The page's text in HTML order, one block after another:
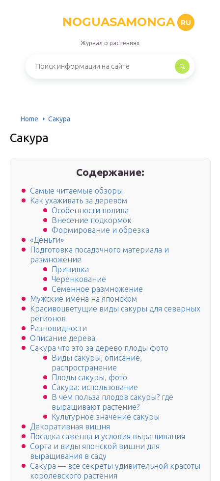
NOGUASAMONGA RU
Журнал о растениях
Home Сакура
Сакура
Содержание:
Самые читаемые обзоры
Как ухаживать за деревом
Особенности полива
Внесение подкормок
Формирование и обрезка
«Деньги»
Подготовка посадочного материала и
размножение
Прививка
Черенкование
Семенное размножение
Мужские имена на японском
Красивоцветущие виды сакуры для северных
регионов
Разновидности
Описание дерева
Сакура что это за дерево плоды фото
Виды сакуры, описание,
распространение
Плоды сакуры, фото
Сакура: использование
В чем польза плодов сакуры? где
выращивают растение?
Культурное значение сакуры
Декоративная вишня
Посадка саженца и условия выращивания
Сорта и виды японской вишни для
выращивания в саду
Сакура — все секреты удивительной красоты
королевского растения